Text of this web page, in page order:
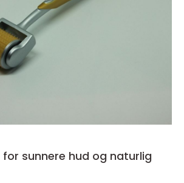
for sunnere hud og naturlig